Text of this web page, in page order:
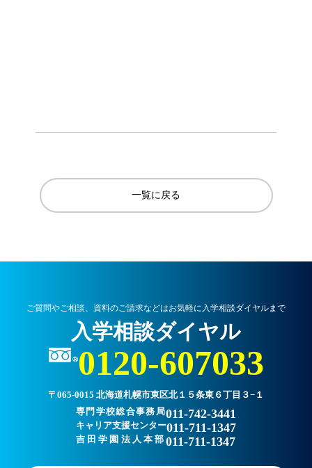
一覧に戻る
ご質問やご相談、資料のご請求などはお気軽に入学相談ダイヤルまで
入学相談ダイヤル
0120-607033
〒065-0015 北海道札幌市東区北１５条東６丁目３−１
専門学校総合事務局011-742-3441
キャリア支援センター011-711-1347
吉田学園法人本部011-711-1347